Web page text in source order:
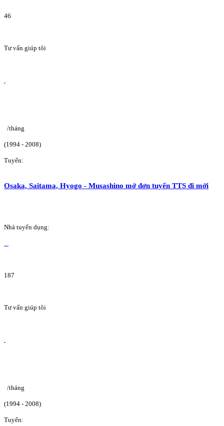
46
Tư vấn giúp tôi
/tháng
(1994 - 2008)
Tuyển:
Osaka, Saitama, Hyogo - Musashino mở đơn tuyển TTS đi mới
Nhà tuyển dụng:
187
Tư vấn giúp tôi
/tháng
(1994 - 2008)
Tuyển: